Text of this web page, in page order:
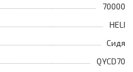
70000
HELI
Сидя
QYCD70